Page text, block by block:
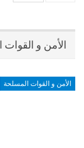
الأمن و
الأمن و القوات المسلحة